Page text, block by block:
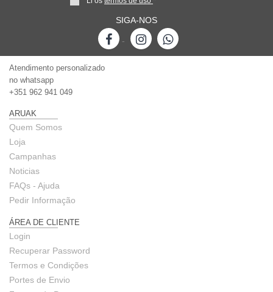
SIGA-NOS
-
Atendimento personalizado
no whatsapp
+351 962 941 049
ARUAK
Quem Somos
Loja
Campanhas
Noticias
FAQs - Ajuda
Pedir Informação
ÁREA DE CLIENTE
Login
Recuperar Password
Termos e Condições
Portes de Envio